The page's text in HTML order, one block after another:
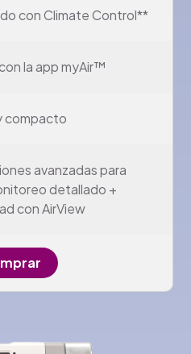
con Climate Control**
la app myAir™
compacto
avanzadas para
detallado +
con AirView